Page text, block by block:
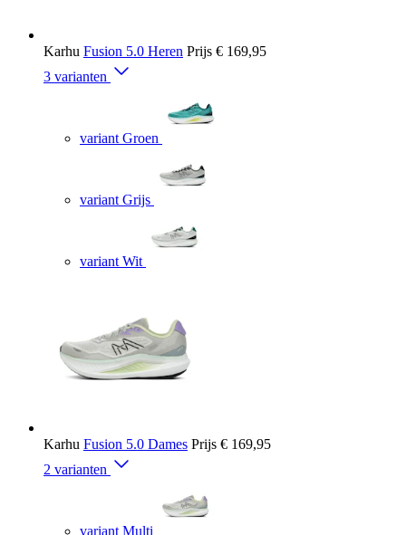
Karhu Fusion 5.0 Heren Prijs € 169,95
3 varianten
variant Groen
variant Grijs
variant Wit
Karhu Fusion 5.0 Dames Prijs € 169,95
2 varianten
variant Multi